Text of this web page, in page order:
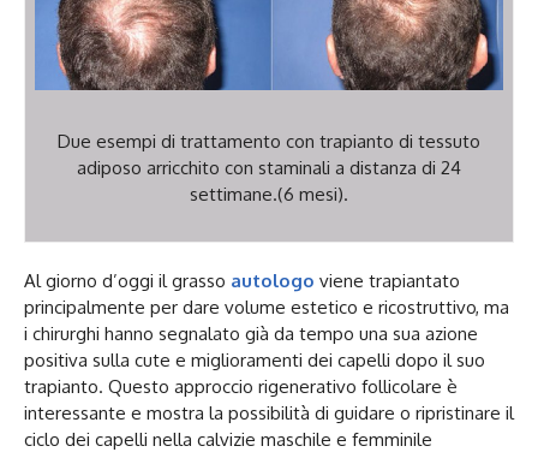
Due esempi di trattamento con trapianto di tessuto
adiposo arricchito con staminali a distanza di 24
settimane.(6 mesi).
Al giorno d’oggi il grasso autologo viene trapiantato
principalmente per dare volume estetico e ricostruttivo, ma
i chirurghi hanno segnalato già da tempo una sua azione
positiva sulla cute e miglioramenti dei capelli dopo il suo
trapianto. Questo approccio rigenerativo follicolare è
interessante e mostra la possibilità di guidare o ripristinare il
ciclo dei capelli nella calvizie maschile e femminile